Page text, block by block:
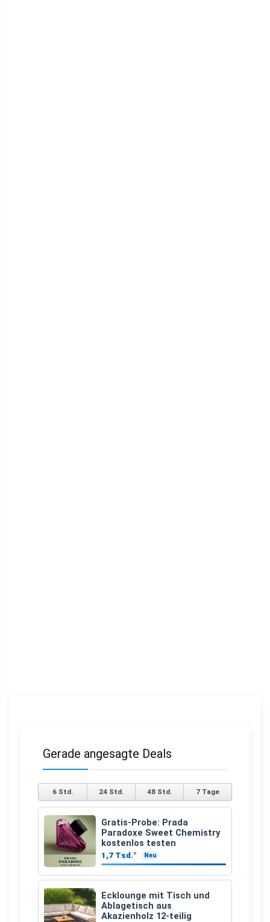
Gerade angesagte Deals
6 Std. 24 Std. 48 Std. 7 Tage
Gratis-Probe: Prada
Paradoxe Sweet Chemistry
kostenlos testen
1,7 Tsd.° Neu
Ecklounge mit Tisch und
Ablagetisch aus
Akazienholz 12-teilig